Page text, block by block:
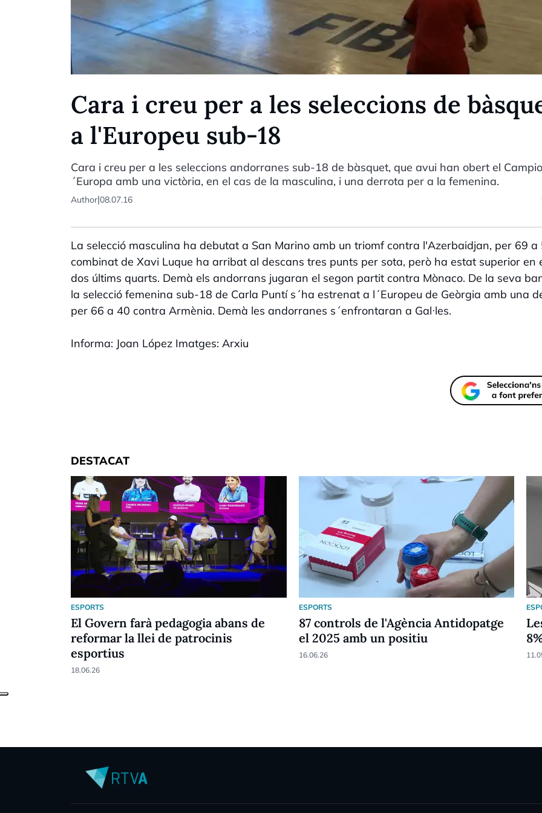
Cara i creu per a les seleccions de
a l'Europeu sub-18
Cara i creu per a les seleccions andorranes sub-18 de bàsquet, que avui han obert el
´Europa amb una victòria, en el cas de la masculina, i una derrota per a la femenina.
Author|08.07.16
La selecció masculina ha debutat a San Marino amb un triomf contra l'Azerbaidjan, per 69 a
combinat de Xavi Luque ha arribat al descans tres punts per sota, però ha estat superior en
dos últims quarts. Demà els andorrans jugaran el segon partit contra Mònaco. De la seva
la selecció femenina sub-18 de Carla Puntí s´ha estrenat a l´Europeu de Geòrgia amb una
per 66 a 40 contra Armènia. Demà les andorranes s´enfrontaran a Gal·les.
Informa: Joan López Imatges: Arxiu
DESTACAT
ESPORTS
El Govern farà pedagogia abans de
reformar la llei de patrocinis
esportius
18.06.26
ESPORTS
87 controls de l'Agència Antidopatge
el 2025 amb un positiu
16.06.26